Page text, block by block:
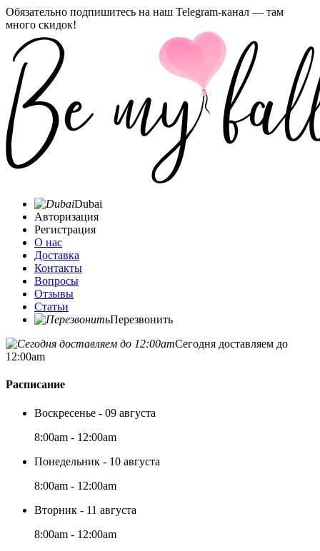
Обязательно подпишитесь на наш Telegram-канал — там
много скидок!
Dubai
Авторизация
Регистрация
О нас
Доставка
Контакты
Вопросы
Отзывы
Статьи
Перезвонить
Сегодня доставляем до
12:00am
Расписание
Воскресенье - 09 августа
8:00am - 12:00am
Понедельник - 10 августа
8:00am - 12:00am
Вторник - 11 августа
8:00am - 12:00am